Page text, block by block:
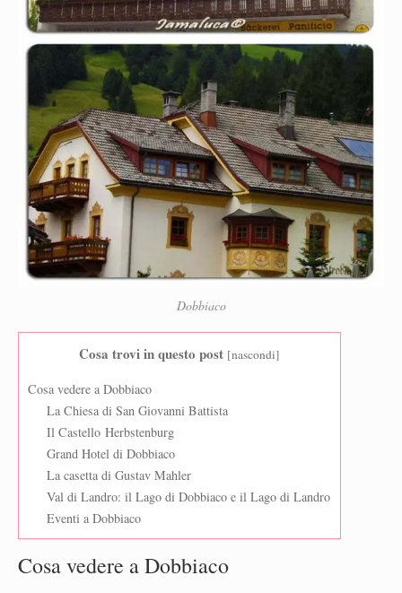
Dobbiaco
Cosa trovi in questo post [nascondi]
Cosa vedere a Dobbiaco
La Chiesa di San Giovanni Battista
Il Castello Herbstenburg
Grand Hotel di Dobbiaco
La casetta di Gustav Mahler
Val di Landro: il Lago di Dobbiaco e il Lago di Landro
Eventi a Dobbiaco
Cosa vedere a Dobbiaco